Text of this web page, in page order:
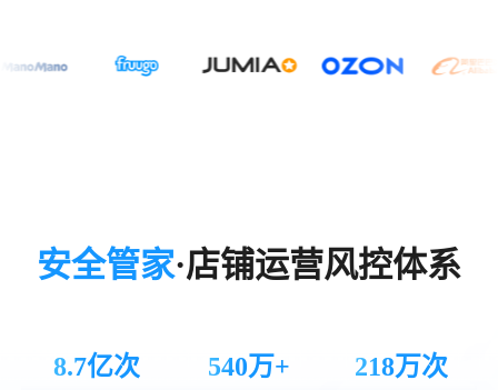
安全管家·店铺运营风控体系
8.7亿次 540万+ 218万次